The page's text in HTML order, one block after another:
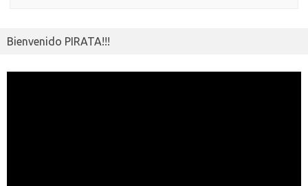
Bienvenido PIRATA!!!